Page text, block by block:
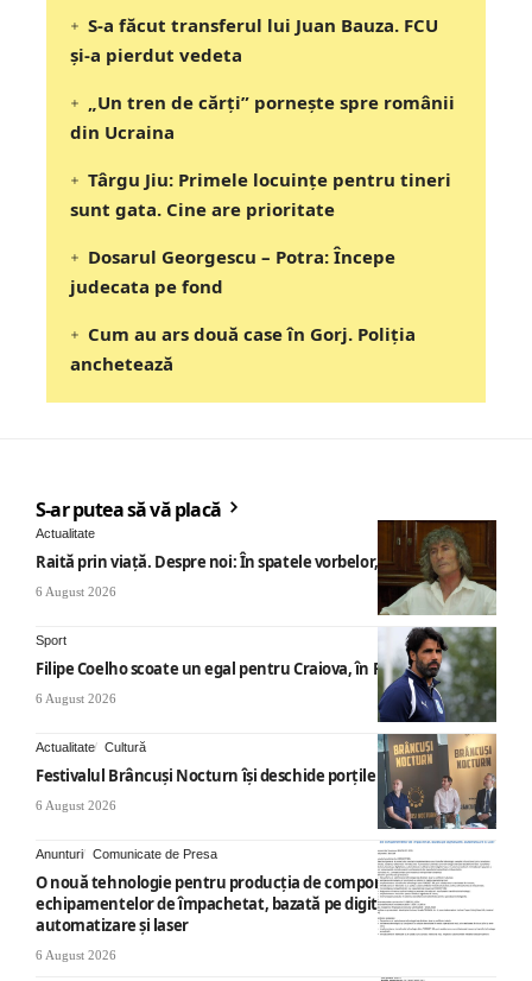
S-a făcut transferul lui Juan Bauza. FCU
și-a pierdut vedeta
„Un tren de cărți” pornește spre românii
din Ucraina
Târgu Jiu: Primele locuințe pentru tineri
sunt gata. Cine are prioritate
Dosarul Georgescu – Potra: Începe
judecata pe fond
Cum au ars două case în Gorj. Poliția
anchetează
S-ar putea să vă placă
Actualitate
Raită prin viață. Despre noi: În spatele vorbelor, „nemicuri”
6 August 2026
Sport
Filipe Coelho scoate un egal pentru Craiova, în Finlanda
6 August 2026
Actualitate Cultură
Festivalul Brâncuși Nocturn își deschide porțile la Târgu Jiu
6 August 2026
Anunturi Comunicate de Presa
O nouă tehnologie pentru producția de componente ale
echipamentelor de împachetat, bazată pe digitalizare,
automatizare și laser
6 August 2026